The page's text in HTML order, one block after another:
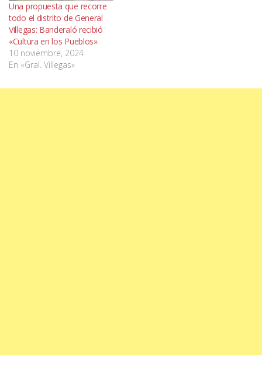
Una propuesta que recorre
todo el distrito de General
Villegas: Banderaló recibió
«Cultura en los Pueblos»
10 noviembre, 2024
En «Gral. Villegas»